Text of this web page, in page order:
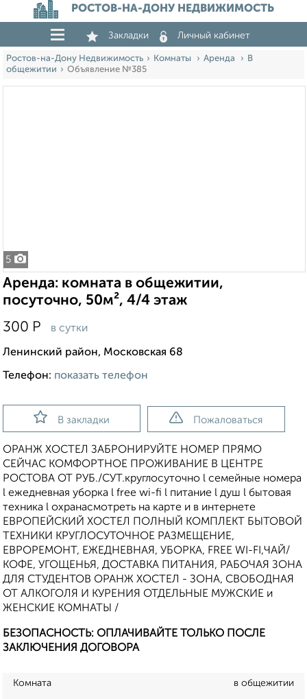
РОСТОВ-НА-ДОНУ НЕДВИЖИМОСТЬ
Закладки Личный кабинет
Ростов-на-Дону Недвижимость Комнаты Аренда
В
общежитии
Объявление №385
5
Аренда: комната в общежитии,
посуточно, 50м², 4/4 этаж
300 Р в сутки
Ленинский район, Московская 68
Телефон: показать телефон
В закладки Пожаловаться
ОРАНЖ ХОСТЕЛ ЗАБРОНИРУЙТЕ НОМЕР ПРЯМО
СЕЙЧАС КОМФОРТНОЕ ПРОЖИВАНИЕ В ЦЕНТРЕ
РОСТОВА ОТ РУБ./СУТ.круглосуточно l семейные номера
l ежедневная уборка l free wi-fi l питание l душ l бытовая
техника l охранасмотреть на карте и в интернете
ЕВРОПЕЙСКИЙ ХОСТЕЛ ПОЛНЫЙ КОМПЛЕКТ БЫТОВОЙ
ТЕХНИКИ КРУГЛОСУТОЧНОЕ РАЗМЕЩЕНИЕ,
ЕВРОРЕМОНТ, ЕЖЕДНЕВНАЯ, УБОРКА, FREE WI-FI,ЧАЙ/
КОФЕ, УГОЩЕНЬЯ, ДОСТАВКА ПИТАНИЯ, РАБОЧАЯ ЗОНА
ДЛЯ СТУДЕНТОВ ОРАНЖ ХОСТЕЛ - ЗОНА, СВОБОДНАЯ
ОТ АЛКОГОЛЯ И КУРЕНИЯ ОТДЕЛЬНЫЕ МУЖСКИЕ и
ЖЕНСКИЕ КОМНАТЫ /
БЕЗОПАСНОСТЬ: ОПЛАЧИВАЙТЕ ТОЛЬКО ПОСЛЕ
ЗАКЛЮЧЕНИЯ ДОГОВОРА
Комната в общежитии